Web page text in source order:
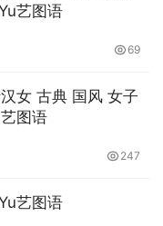
艺图语
69
女 古典 国风 女子
图语
247
艺图语